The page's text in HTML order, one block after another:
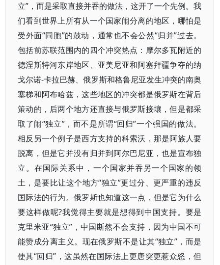
立”，而是采取直接并吞的做法，这开了一个先例。我
们看到世界上所有从一个国家闹分离的地区，哪怕是
受外面“同胞”的鼓动，通常也不会公然“归并”过去。
包括前苏联范围内的四个冲突热点：摩尔多瓦附近的
德涅斯特河东岸地区、亚美尼亚和阿塞拜疆争夺的纳
戈尔诺-卡拉巴赫、俄罗斯和格鲁尼亚发生冲突的南奥
塞梯和阿布哈兹，这些地区的冲突都是俄罗斯在背后
策动的，后两个地方还直接与俄罗斯接壤，但是都采
取了闹“独立”，而不是所谓“回归”一个强国的做法。
相反另一个例子是西方支持的科索沃，那是阿族人要
脱离，但是它并没有归并到阿尔巴尼亚，也是宣布独
立。在国际关系中，一个国家并吞另一个国家的领
土，是要比让这个地方“独立”更过分、更严重的违反
国际法的行为。俄罗斯也知道这一点，但是它为什么
要这样做呢?我觉得主要就是想得到中国支持。要是
克里米亚“独立”，中国断然不会支持，因为中国不可
能赞成分离主义。现在俄罗斯不是让其“独立”，而是
使其“回归”，这虽然在国际法上更唐突更惹众怒，但